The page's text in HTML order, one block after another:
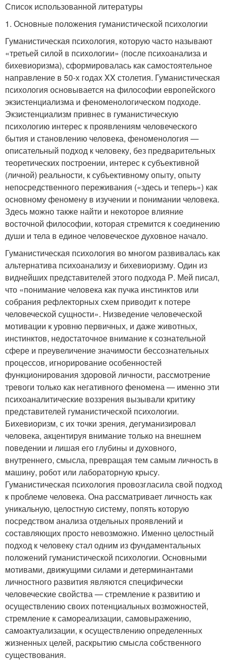
Список использованной литературы
1. Основные положения гуманистической психологии
Гуманистическая психология, которую часто называют
«третьей силой в психологии» (после психоанализа и
бихевиоризма), сформировалась как самостоятельное
направление в 50-х годах XX столетия. Гуманистическая
психология основывается на философии европейского
экзистенциализма и феноменологическом подходе.
Экзистенциализм привнес в гуманистическую
психологию интерес к проявлениям человеческого
бытия и становлению человека, феноменология —
описательный подход к человеку, без предварительных
теоретических построении, интерес к субъективной
(личной) реальности, к субъективному опыту, опыту
непосредственного переживания («здесь и теперь») как
основному феномену в изучении и понимании человека.
Здесь можно также найти и некоторое влияние
восточной философии, которая стремится к соединению
души и тела в единое человеческое духовное начало.
Гуманистическая психология во многом развивалась как
альтернатива психоанализу и бихевиоризму. Один из
виднейших представителей этого подхода Р. Мей писал,
что «понимание человека как пучка инстинктов или
собрания рефлекторных схем приводит к потере
человеческой сущности». Низведение человеческой
мотивации к уровню первичных, и даже животных,
инстинктов, недостаточное внимание к сознательной
сфере и преувеличение значимости бессознательных
процессов, игнорирование особенностей
функционирования здоровой личности, рассмотрение
тревоги только как негативного феномена — именно эти
психоаналитические воззрения вызывали критику
представителей гуманистической психологии.
Бихевиоризм, с их точки зрения, дегуманизировал
человека, акцентируя внимание только на внешнем
поведении и лишая его глубины и духовного,
внутреннего, смысла, превращая тем самым личность в
машину, робот или лабораторную крысу.
Гуманистическая психология провозгласила свой подход
к проблеме человека. Она рассматривает личность как
уникальную, целостную систему, попять которую
посредством анализа отдельных проявлений и
составляющих просто невозможно. Именно целостный
подход к человеку стал одним из фундаментальных
положений гуманистической психологии. Основными
мотивами, движущими силами и детерминантами
личностного развития являются специфически
человеческие свойства — стремление к развитию и
осуществлению своих потенциальных возможностей,
стремление к самореализации, самовыражению,
самоактуализации, к осуществлению определенных
жизненных целей, раскрытию смысла собственного
существования.